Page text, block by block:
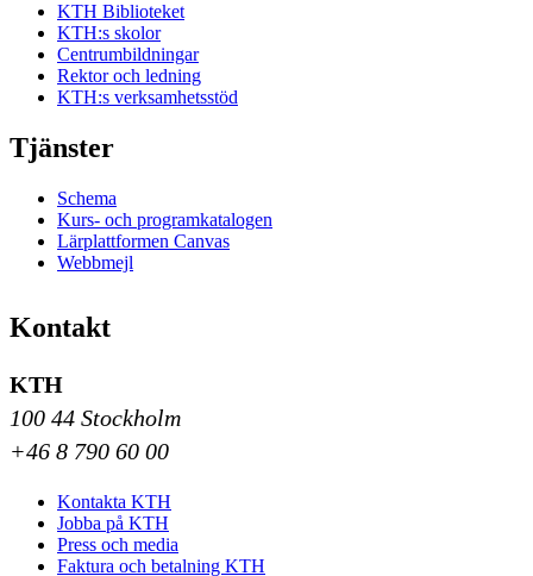
KTH Biblioteket
KTH:s skolor
Centrumbildningar
Rektor och ledning
KTH:s verksamhetsstöd
Tjänster
Schema
Kurs- och programkatalogen
Lärplattformen Canvas
Webbmejl
Kontakt
KTH
100 44 Stockholm
+46 8 790 60 00
Kontakta KTH
Jobba på KTH
Press och media
Faktura och betalning KTH